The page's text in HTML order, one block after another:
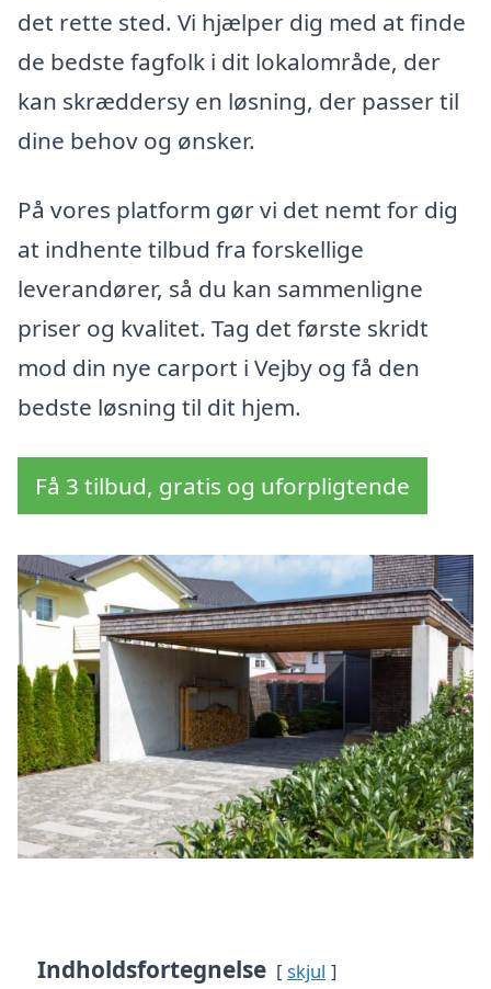
det rette sted. Vi hjælper dig med at finde
de bedste fagfolk i dit lokalområde, der
kan skræddersy en løsning, der passer til
dine behov og ønsker.
På vores platform gør vi det nemt for dig
at indhente tilbud fra forskellige
leverandører, så du kan sammenligne
priser og kvalitet. Tag det første skridt
mod din nye carport i Vejby og få den
bedste løsning til dit hjem.
Få 3 tilbud, gratis og uforpligtende
Indholdsfortegnelse skjul